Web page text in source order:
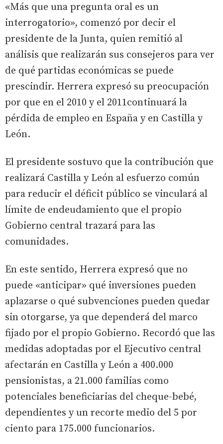
«Más que una pregunta oral es un
interrogatorio», comenzó por decir el
presidente de la Junta, quien remitió al
análisis que realizarán sus consejeros para ver
de qué partidas económicas se puede
prescindir. Herrera expresó su preocupación
por que en el 2010 y el 2011continuará la
pérdida de empleo en España y en Castilla y
León.
El presidente sostuvo que la contribución que
realizará Castilla y León al esfuerzo común
para reducir el déficit público se vinculará al
límite de endeudamiento que el propio
Gobierno central trazará para las
comunidades.
En este sentido, Herrera expresó que no
puede «anticipar» qué inversiones pueden
aplazarse o qué subvenciones pueden quedar
sin otorgarse, ya que dependerá del marco
fijado por el propio Gobierno. Recordó que las
medidas adoptadas por el Ejecutivo central
afectarán en Castilla y León a 400.000
pensionistas, a 21.000 familias como
potenciales beneficiarias del cheque-bebé,
dependientes y un recorte medio del 5 por
ciento para 175.000 funcionarios.